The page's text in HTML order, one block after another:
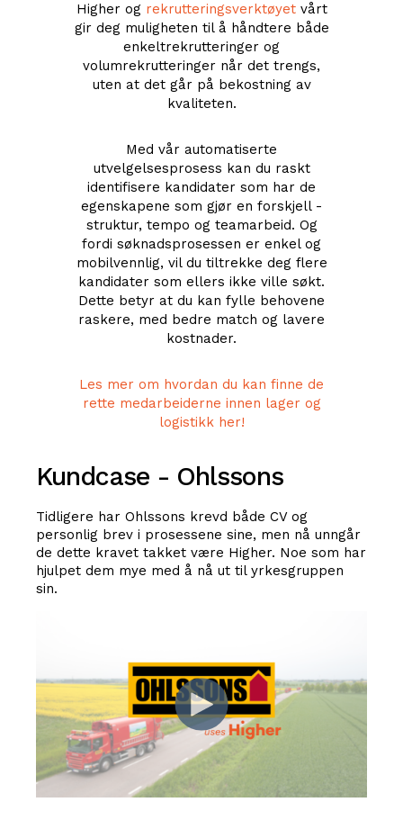
Higher og rekrutteringsverktøyetvårt
gir deg muligheten til å håndtere både
enkeltrekrutteringer og
volumrekrutteringer når det trengs,
uten at det går på bekostning av
kvaliteten.
Med vår automatiserte
utvelgelsesprosess kan du raskt
identifisere kandidater som har de
egenskapene som gjør en forskjell -
struktur, tempo og teamarbeid. Og
fordi søknadsprosessen er enkel og
mobilvennlig, vil du tiltrekke deg flere
kandidater som ellers ikke ville søkt.
Dette betyr at du kan fylle behovene
raskere, med bedre match og lavere
kostnader.
Les mer om hvordan du kan finne de
rette medarbeiderne innen lager og
logistikk her!
Kundcase - Ohlssons
Tidligere har Ohlssons krevd både CV og
personlig brev i prosessene sine, men nå unngår
de dette kravet takket være Higher. Noe som har
hjulpet dem mye med å nå ut til yrkesgruppen
sin.